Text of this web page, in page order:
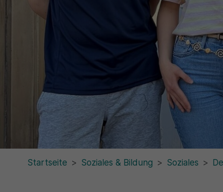
Startseite Soziales & Bildung Soziales